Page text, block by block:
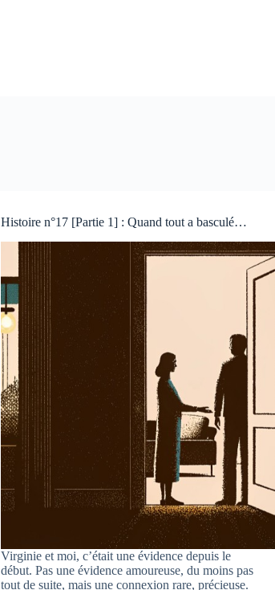
Histoire n°17 [Partie 1] : Quand tout a basculé…
Virginie et moi, c’était une évidence depuis le
début. Pas une évidence amoureuse, du moins pas
tout de suite, mais une connexion rare, précieuse.